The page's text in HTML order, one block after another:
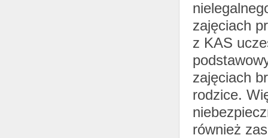
zajęciach
z KAS
zajęciach
rodzice.
również